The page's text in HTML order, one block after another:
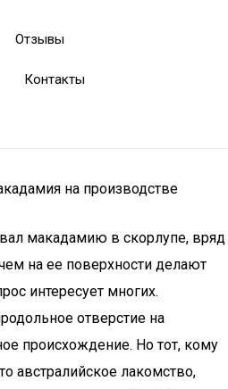
Отзывы
Контакты
на производстве
макадамию в скорлупе, вряд
на ее поверхности делают
интересует многих.
отверстие на
происхождение. Но тот, кому
австралийское лакомство,